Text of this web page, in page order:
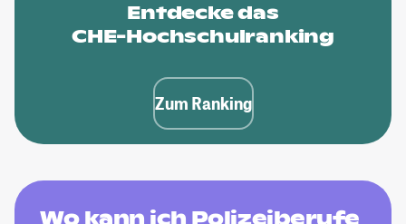
Entdecke das
CHE-Hochschulranking
Zum Ranking
Wo kann ich Polizeiberufe